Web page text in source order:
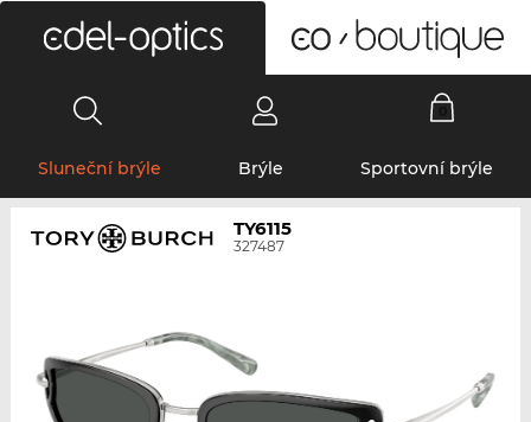
Sluneční brýle Brýle Sportovní brýle
TY6115
327487